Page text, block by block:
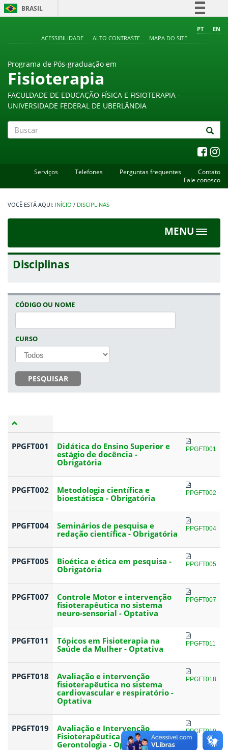
BRASIL
Comunica BR
PT
EN
ACESSIBILIDADE
ALTO CONTRASTE MAPA DO SITE
Programa de Pós-graduação em
Fisioterapia
FACULDADE DE EDUCAÇÃO FÍSICA E FISIOTERAPIA -
UNIVERSIDADE FEDERAL DE UBERLÂNDIA
Serviços Telefones Perguntas frequentes
Contato
Fale conosco
INÍCIO / DISCIPLINAS
MENU
Toggle
Disciplinas
CÓDIGO OU NOME
CURSO
PESQUISAR
PPGFT001
Didática do Ensino Superior e
estágio de docência -
Obrigatória
PPGFT001
PPGFT002
Metodologia científica e
bioestátisca - Obrigatória
PPGFT002
PPGFT004
Seminários de pesquisa e
redação científica - Obrigatória
PPGFT004
PPGFT005
Bioética e ética em pesquisa -
Obrigatória
PPGFT005
PPGFT007
Controle Motor e intervenção
fisioterapêutica no sistema
neuro-sensorial - Optativa
PPGFT007
PPGFT011
Tópicos em Fisioterapia na
Saúde da Mulher - Optativa
PPGFT011
PPGFT018
Avaliação e intervenção
fisioterapêutica no sistema
cardiovascular e respiratório -
Optativa
PPGFT018
PPGFT019
Avaliação e Intervenção
Fisioterapêutica em
Gerontologia - Optativa
PPGFT019